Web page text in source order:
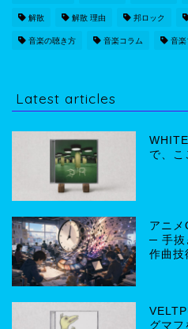
解散 解散 理由 邦ロック
音楽の聴き方 音楽コラム 音楽
Latest articles
で、こ
アニ
─ 手抜
作曲技
グマフ